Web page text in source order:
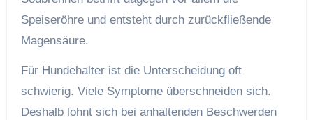
Speiseröhre und entsteht durch zurückfließende
Magensäure.
Für Hundehalter ist die Unterscheidung oft
schwierig. Viele Symptome überschneiden sich.
Deshalb lohnt sich bei anhaltenden Beschwerden